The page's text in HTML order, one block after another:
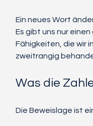
Ein neues Wort
Es gibt uns nur
Fähigkeiten, die wir
zweitrangig
Was die
Die Beweislage ist